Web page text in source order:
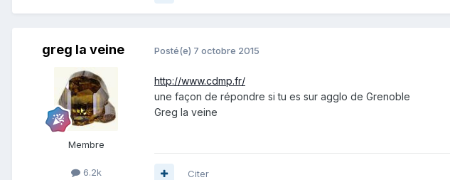
greg la veine
Membre
6.2k
Posté(e) 7 octobre 2015
http://www.cdmp.fr/
une façon de répondre si tu es sur agglo de Grenoble
Greg la veine
Citer